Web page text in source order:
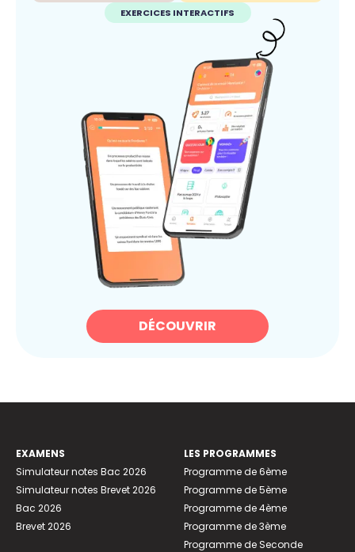
EXERCICES INTERACTIFS
DÉCOUVRIR
EXAMENS
Simulateur notes Bac 2026
Simulateur notes Brevet 2026
Bac 2026
Brevet 2026
LES PROGRAMMES
Programme de 6ème
Programme de 5ème
Programme de 4ème
Programme de 3ème
Programme de Seconde